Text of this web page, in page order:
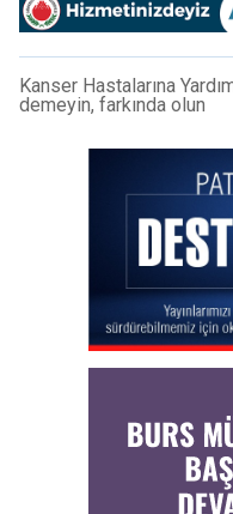
Kanser Hastalarına
demeyin, farkında olun